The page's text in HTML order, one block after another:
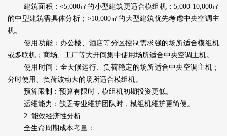
建筑面积：<5,000㎡的小型建筑更适合模组机；5,000-10,000㎡
的中型建筑需具体分析；>10,000㎡的大型建筑优先考虑中央空调主
机。
使用功能：办公楼、酒店等分区控制需求强的场所适合模组机
或多联机；商场、工厂等大开间集中使用场所适合中央空调主机。
使用时间：全天候运行、负荷稳定的场所适合中央空调主机；
分时使用、负荷波动大的场所适合模组机。
预算限制：预算有限时，模组机初期投资更低。
运维能力：缺乏专业维护团队时，模组机维护更简便。
2. 能效经济性分析
全生命周期成本考量：